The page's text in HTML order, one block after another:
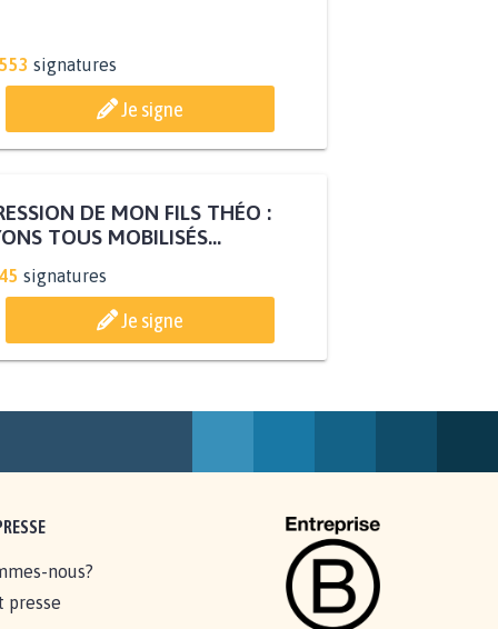
signatures
Je signe
DE MON FILS THÉO :
TOUS MOBILISÉS...